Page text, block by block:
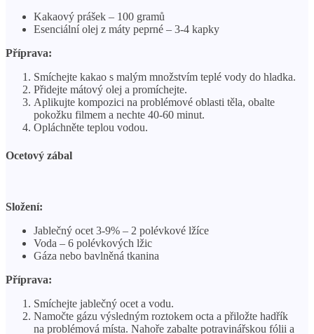
Kakaový prášek – 100 gramů
Esenciální olej z máty peprné – 3-4 kapky
Příprava:
Smíchejte kakao s malým množstvím teplé vody do hladka.
Přidejte mátový olej a promíchejte.
Aplikujte kompozici na problémové oblasti těla, obalte
pokožku filmem a nechte 40-60 minut.
Opláchněte teplou vodou.
Ocetový zábal
Složení:
Jablečný ocet 3-9% – 2 polévkové lžíce
Voda – 6 polévkových lžic
Gáza nebo bavlněná tkanina
Příprava:
Smíchejte jablečný ocet a vodu.
Namočte gázu výsledným roztokem octa a přiložte hadřík
na problémová místa. Nahoře zabalte potravinářskou fólii a